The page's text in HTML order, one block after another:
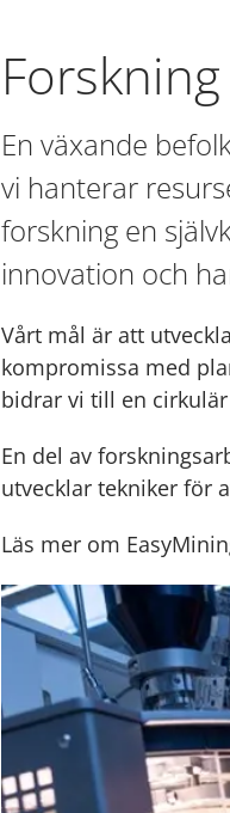
En växande
vi hanterar
forskning en
innovation och
Vårt mål är att
kompromissa med
bidrar vi till en
En del av
utvecklar tekniker för
Läs mer om